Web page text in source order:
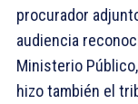
procurador
audiencia
Ministerio
hizo también el